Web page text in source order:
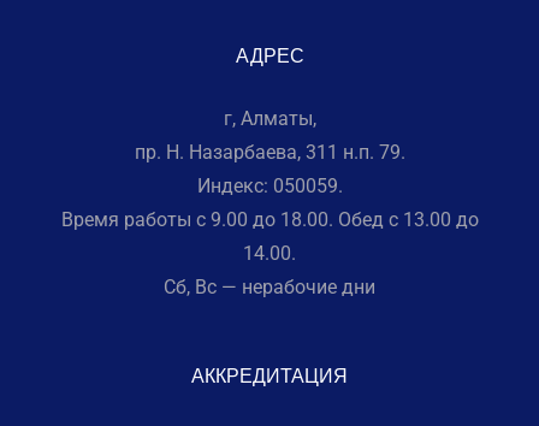
АДРЕС
г, Алматы,
пр. Н. Назарбаева, 311 н.п. 79.
Индекс: 050059.
Время работы с 9.00 до 18.00. Обед с 13.00 до
14.00.
Сб, Вс — нерабочие дни
АККРЕДИТАЦИЯ